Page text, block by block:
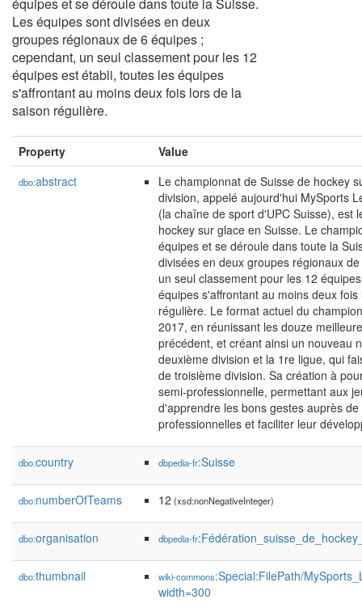
Les équipes sont divisées en deux
groupes régionaux de 6 équipes ;
cependant, un seul classement pour les 12
équipes est établi, toutes les équipes
s'affrontant au moins deux fois lors de la
saison régulière.
Property Value
dbo:abstract
Le championnat de Suisse de hockey
division, appelé aujourd'hui MySports
(la chaîne de sport d'UPC Suisse), est
hockey sur glace en Suisse. Le
équipes et se déroule dans toute la
divisées en deux groupes régionaux
un seul classement pour les 12
équipes s'affrontant au moins deux
régulière. Le format actuel du
2017, en réunissant les douze
précédent, et créant ainsi un nouveau
deuxième division et la 1re ligue, qui
de troisième division. Sa création à
semi-professionnelle, permettant aux
d'apprendre les bons gestes auprès
professionnelles et faciliter leur
dbo:country dbpedia-fr:Suisse
dbo:numberOfTeams 12 (xsd:nonNegativeInteger)
dbo:organisation dbpedia-fr
dbo:thumbnail wiki-commons:Special:FilePath/
width=300